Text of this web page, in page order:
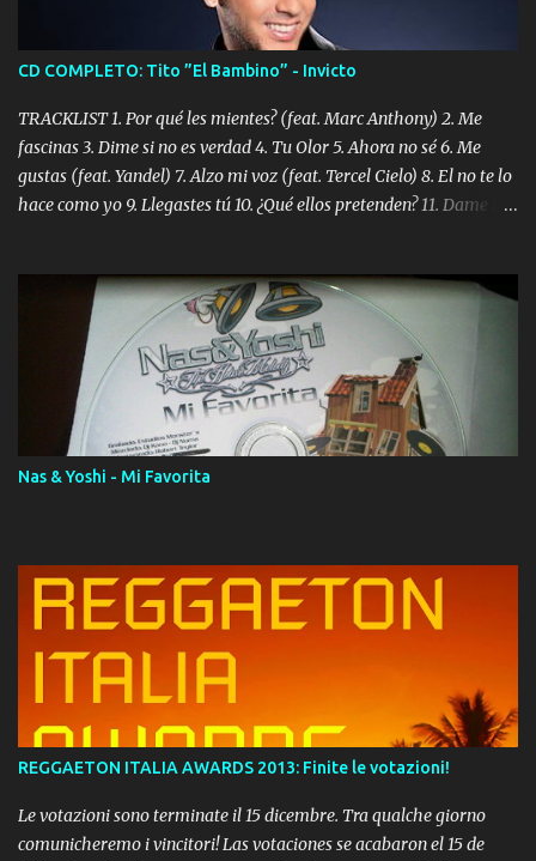
CD COMPLETO: Tito ”El Bambino” - Invicto
TRACKLIST 1. Por qué les mientes? (feat. Marc Anthony) 2. Me
fascinas 3. Dime si no es verdad 4. Tu Olor 5. Ahora no sé 6. Me
gustas (feat. Yandel) 7. Alzo mi voz (feat. Tercel Cielo) 8. El no te lo
hace como yo 9. Llegastes tú 10. ¿Qué ellos pretenden? 11. Dame la
Digital Booklet – Invicto ----------------------------- Nota:
Album proposto al massimo della qualità in formato iTunes Plus
AAC M4A; comprato su iTunes e a disposizione vostra per il
download. REGGAETON ITALIA Nosotros Somos Los Del
Momento!
Nas & Yoshi - Mi Favorita
REGGAETON ITALIA AWARDS 2013: Finite le votazioni!
Le votazioni sono terminate il 15 dicembre. Tra qualche giorno
comunicheremo i vincitori! Las votaciones se acabaron el 15 de